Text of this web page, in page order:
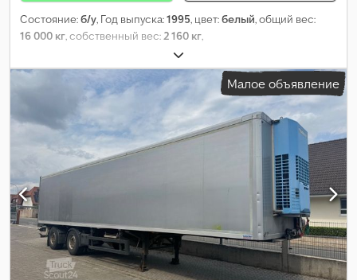
Состояние:б/у, Год выпуска:1995, цвет:белый, общий вес:
16 000 кг , собственный вес: 2 160 кг
Малое объявление